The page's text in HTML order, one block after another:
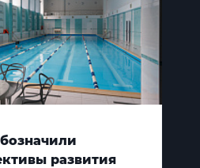
развития